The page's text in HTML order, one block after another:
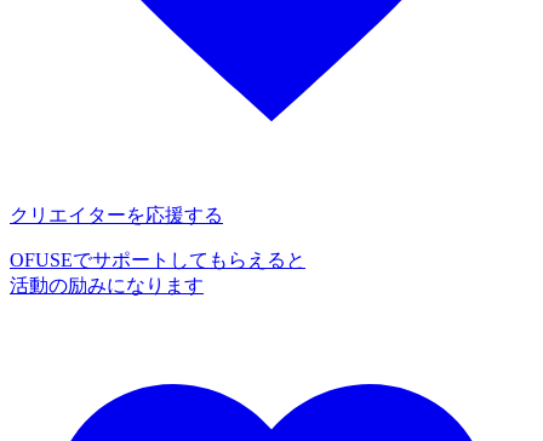
クリエイターを応援する
OFUSEでサポートしてもらえると
活動の励みになります